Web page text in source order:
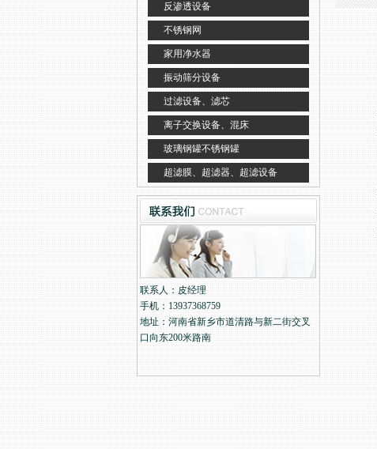
反渗透设备
不锈钢网
家用净水器
振动筛分设备
过滤设备、滤芯
离子交换设备、混床
玻璃钢罐不锈钢罐
超滤膜、超滤器、超滤设备
联系人：皮经理
手机：13937368759
地址：河南省新乡市道清路与新二街交叉
口向东200米路南